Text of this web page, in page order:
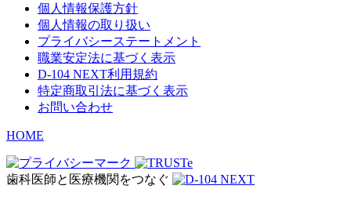
個人情報保護方針
個人情報の取り扱い
プライバシーステートメント
職業安定法に基づく表示
D-104 NEXT利用規約
特定商取引法に基づく表示
お問い合わせ
HOME
歯科医師と医療機関をつなぐ